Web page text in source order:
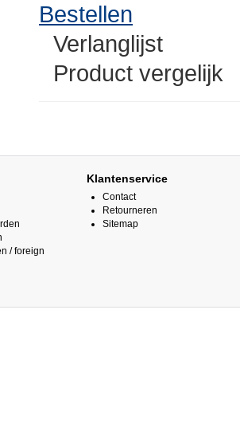
Bestellen
Verlanglijst
Product vergelijk
/ foreign
Klantenservice
Contact
Retourneren
Sitemap